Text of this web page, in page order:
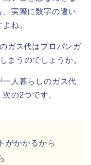
、実際に数字の違い
ね。
ガス代はプロパンガ
まうのでしょうか。
人暮らしのガス代
の2つです。
がかかるから